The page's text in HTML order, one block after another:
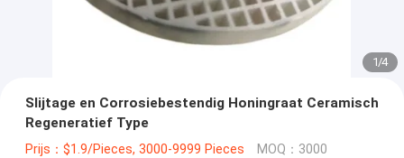
1/4
Slijtage en Corrosiebestendig Honingraat Ceramisch
Regeneratief Type
Prijs：$1.9/Pieces, 3000-9999 Pieces MOQ：3000